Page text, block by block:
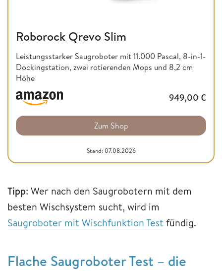
Roborock Qrevo Slim
Leistungsstarker Saugroboter mit 11.000 Pascal, 8-in-1-
Dockingstation, zwei rotierenden Mops und 8,2 cm
Höhe
949,00 €
Zum Shop
Stand: 07.08.2026
Tipp: Wer nach den Saugrobotern mit dem
besten Wischsystem sucht, wird im
Saugroboter mit Wischfunktion Test fündig.
Flache Saugroboter Test – die